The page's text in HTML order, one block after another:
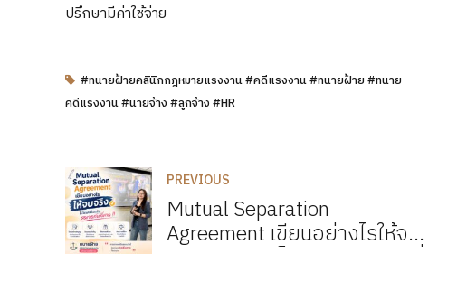
ปรึกษามีค่าใช้จ่าย
#ทนายฝ้ายคลินิกกฎหมายแรงงาน #คดีแรงงาน #ทนายฝ้าย #ทนาย
คดีแรงงาน #นายจ้าง #ลูกจ้าง #HR
PREVIOUS
Mutual Separation
Agreement เขียนอย่างไรให้จบ
จริง ไม่ใช่แค่เซ็นแล้วรอเจอกันที่